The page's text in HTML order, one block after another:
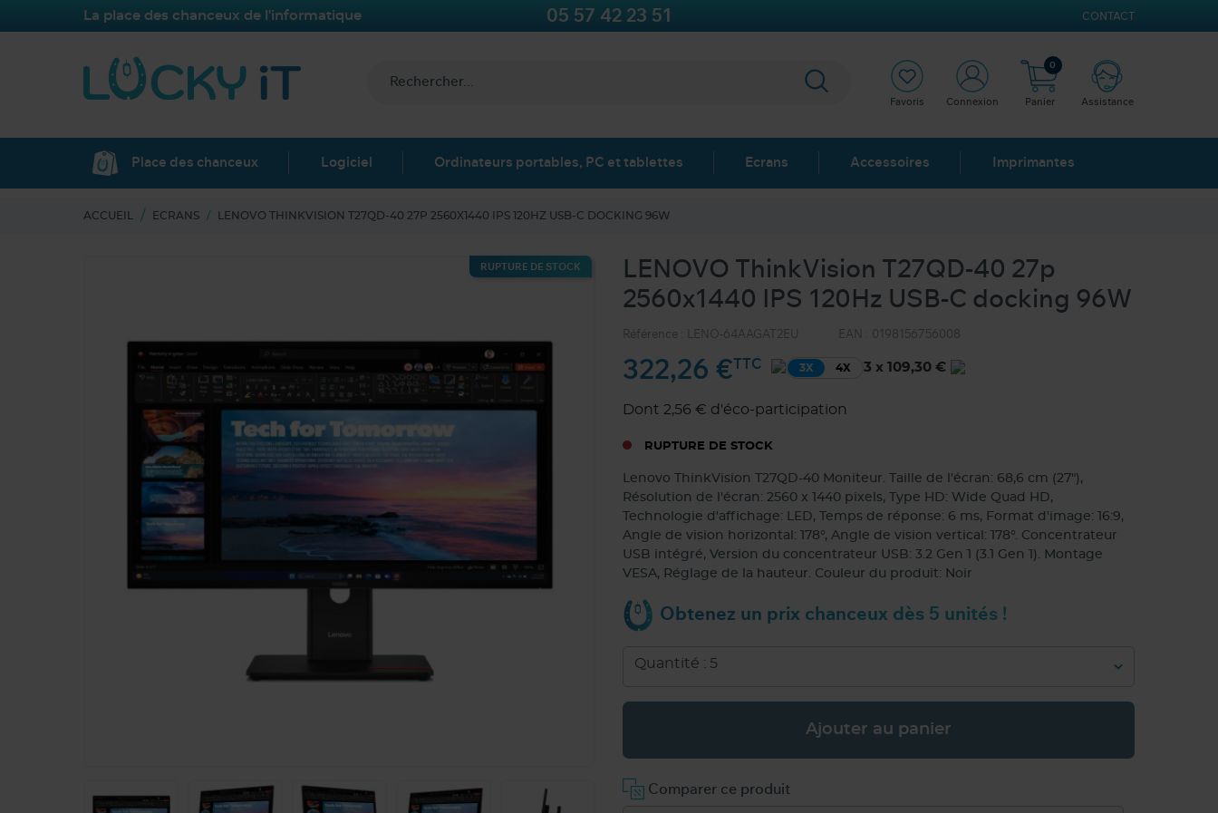
La place des chanceux de l'informatique 05 57 42 23 51 CONTACT
Favoris Connexion Panier
0
Assistance
Place des chanceux Logiciel Ordinateurs portables, PC et tablettes Ecrans Accessoires Imprimantes
ACCUEIL ECRANS LENOVO THINKVISION T27QD-40 27P 2560X1440 IPS 120HZ USB-C DOCKING 96W
RUPTURE DE STOCK
LENOVO ThinkVision T27QD-40 27p
2560x1440 IPS 120Hz USB-C docking 96W
Référence : LENO-64AAGAT2EU EAN : 0198156756008
322,26 €TTC 3X 4X 3 x 109,30 €
Dont 2,56 € d'éco-participation
RUPTURE DE STOCK
Lenovo ThinkVision T27QD-40 Moniteur. Taille de l'écran: 68,6 cm (27"),
Résolution de l'écran: 2560 x 1440 pixels, Type HD: Wide Quad HD,
Technologie d'affichage: LED, Temps de réponse: 6 ms, Format d'image: 16:9,
Angle de vision horizontal: 178°, Angle de vision vertical: 178°. Concentrateur
USB intégré, Version du concentrateur USB: 3.2 Gen 1 (3.1 Gen 1). Montage
VESA, Réglage de la hauteur. Couleur du produit: Noir
Obtenez un prix chanceux dès 5 unités !
Ajouter au panier
Comparer ce produit